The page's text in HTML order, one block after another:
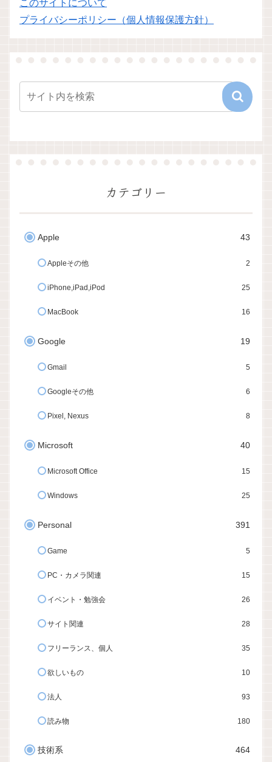
このサイトについて
プライバシーポリシー（個人情報保護方針）
カテゴリー
Apple 43
Appleその他 2
iPhone,iPad,iPod 25
MacBook 16
Google 19
Gmail 5
Googleその他 6
Pixel, Nexus 8
Microsoft 40
Microsoft Office 15
Windows 25
Personal 391
Game 5
PC・カメラ関連 15
イベント・勉強会 26
サイト関連 28
フリーランス、個人 35
欲しいもの 10
法人 93
読み物 180
技術系 464